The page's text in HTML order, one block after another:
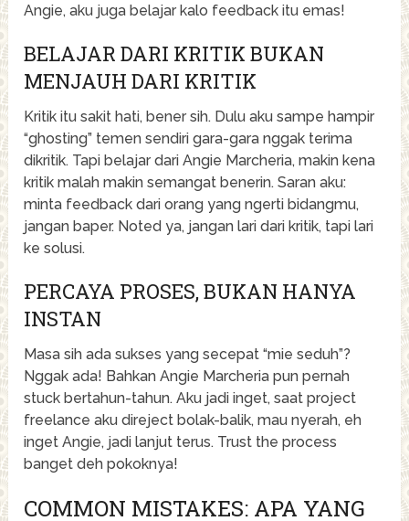
Angie, aku juga belajar kalo feedback itu emas!
BELAJAR DARI KRITIK BUKAN
MENJAUH DARI KRITIK
Kritik itu sakit hati, bener sih. Dulu aku sampe hampir
“ghosting” temen sendiri gara-gara nggak terima
dikritik. Tapi belajar dari Angie Marcheria, makin kena
kritik malah makin semangat benerin. Saran aku:
minta feedback dari orang yang ngerti bidangmu,
jangan baper. Noted ya, jangan lari dari kritik, tapi lari
ke solusi.
PERCAYA PROSES, BUKAN HANYA
INSTAN
Masa sih ada sukses yang secepat “mie seduh”?
Nggak ada! Bahkan Angie Marcheria pun pernah
stuck bertahun-tahun. Aku jadi inget, saat project
freelance aku direject bolak-balik, mau nyerah, eh
inget Angie, jadi lanjut terus. Trust the process
banget deh pokoknya!
COMMON MISTAKES: APA YANG